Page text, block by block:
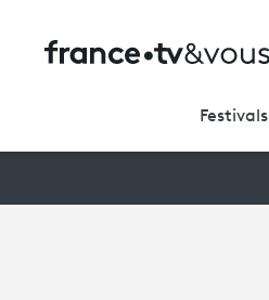
Festivals